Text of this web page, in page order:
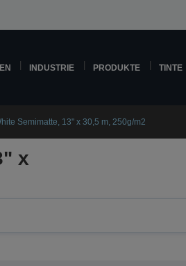
INDUSTRIE PRODUKTE TINTE
Semimatte, 13" x 30,5 m, 250g/m2
x